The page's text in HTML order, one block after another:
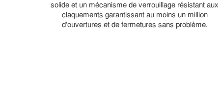
solide et un mécanisme de verrouillage résistant aux
claquements garantissant au moins un million
d'ouvertures et de fermetures sans problème.